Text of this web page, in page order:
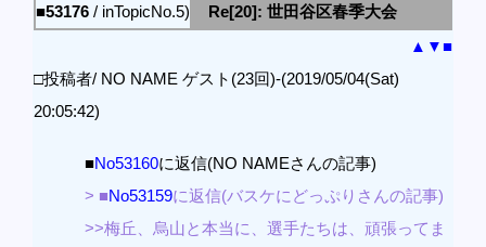
■53176 / inTopicNo.5)
Re[20]: 世田谷区春季大会
▲ ▼■
□投稿者/ NO NAME ゲスト(23回)-(2019/05/04(Sat)
20:05:42)
■No53160に返信(NO NAMEさんの記事)
> ■No53159に返信(バスケにどっぷりさんの記事)
>>梅丘、烏山と本当に、選手たちは、頑張ってま